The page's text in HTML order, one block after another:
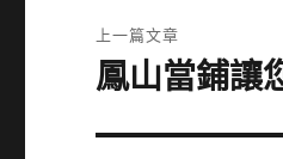
章
上一篇文章
上
篇
鳳山當鋪讓